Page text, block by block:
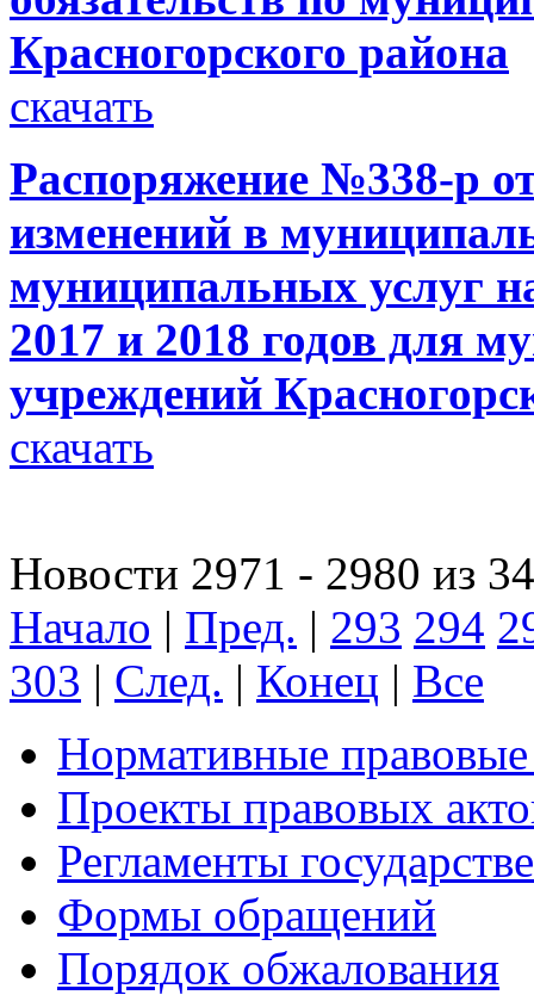
Красногорского района
скачать
Распоряжение №338-р
изменений в
муниципальных услуг
2017 и 2018 годов для
учреждений
скачать
Новости 2971 - 2980 из
Начало | Пред. | 293 294
303 | След. | Конец | Все
Нормативные
Проекты правовых
Регламенты
Формы обращений
Порядок обжалования